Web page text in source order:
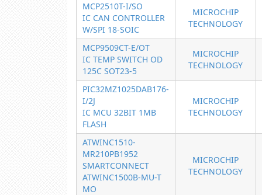
MCP2510T-I/SO
IC CAN CONTROLLER
W/SPI 18-SOIC
MICROCHIP
TECHNOLOGY
MCP9509CT-E/OT
IC TEMP SWITCH OD
125C SOT23-5
MICROCHIP
TECHNOLOGY
PIC32MZ1025DAB176-
I/2J
IC MCU 32BIT 1MB
FLASH
MICROCHIP
TECHNOLOGY
ATWINC1510-
MR210PB1952
SMARTCONNECT
ATWINC1500B-MU-T
MO
MICROCHIP
TECHNOLOGY